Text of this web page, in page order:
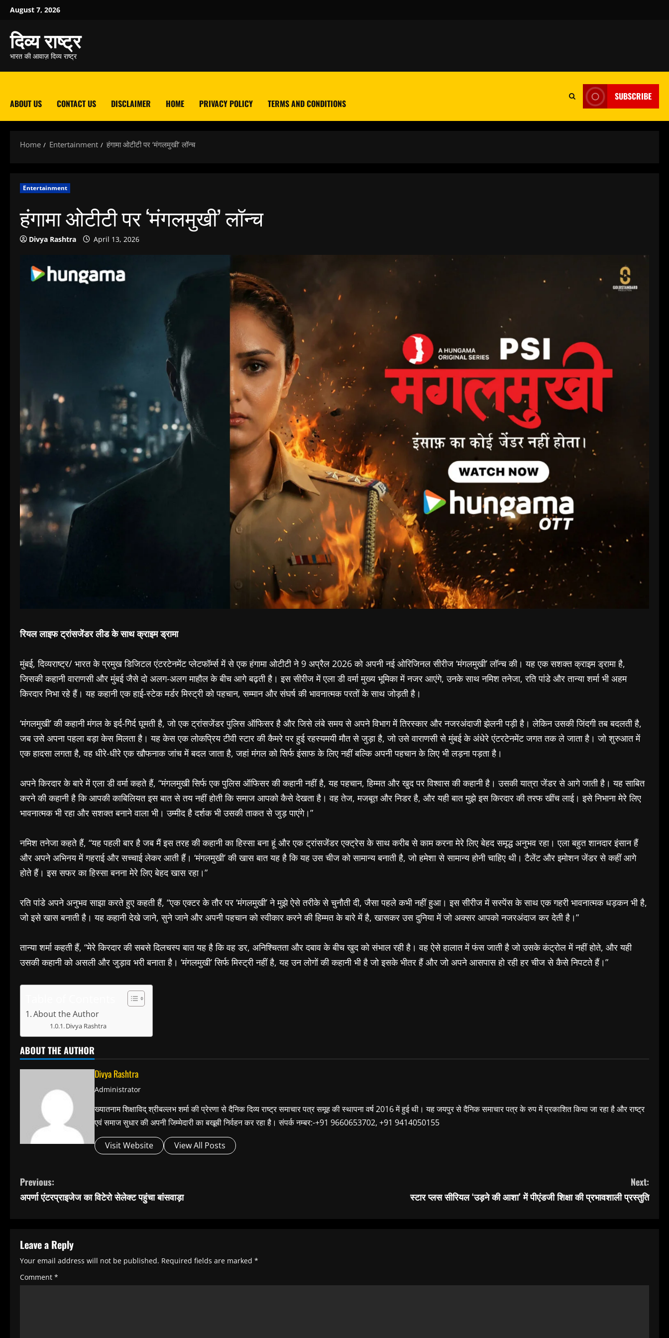
SkipAugust 7, 2026
दिव्य राष्ट्र
भारत की आवाज़ दिव्य राष्ट्र
ABOUT US CONTACT US DISCLAIMER HOME PRIVACY POLICY TERMS AND CONDITIONS
SUBSCRIBE
Home Entertainment हंगामा ओटीटी पर ‘मंगलमुखी’ लॉन्च
Entertainment
हंगामा ओटीटी पर ‘मंगलमुखी’ लॉन्च
Divya Rashtra April 13, 2026
रियल लाइफ ट्रांसजेंडर लीड के साथ क्राइम ड्रामा
मुंबई, दिव्यराष्ट्र/ भारत के प्रमुख डिजिटल एंटरटेनमेंट प्लेटफॉर्म्स में से एक हंगामा ओटीटी ने 9 अप्रैल 2026 को अपनी नई ओरिजिनल सीरीज ‘मंगलमुखी’ लॉन्च की। यह एक सशक्त क्राइम ड्रामा है,
जिसकी कहानी वाराणसी और मुंबई जैसे दो अलग-अलग माहौल के बीच आगे बढ़ती है। इस सीरीज में एला डी वर्मा मुख्य भूमिका में नजर आएंगे, उनके साथ नमिश तनेजा, रति पांडे और तान्या शर्मा भी अहम
किरदार निभा रहे हैं। यह कहानी एक हाई-स्टेक मर्डर मिस्ट्री को पहचान, सम्मान और संघर्ष की भावनात्मक परतों के साथ जोड़ती है।
‘मंगलमुखी’ की कहानी मंगल के इर्द-गिर्द घूमती है, जो एक ट्रांसजेंडर पुलिस ऑफिसर है और जिसे लंबे समय से अपने विभाग में तिरस्कार और नजरअंदाजी झेलनी पड़ी है। लेकिन उसकी जिंदगी तब बदलती है,
जब उसे अपना पहला बड़ा केस मिलता है। यह केस एक लोकप्रिय टीवी स्टार की कैमरे पर हुई रहस्यमयी मौत से जुड़ा है, जो उसे वाराणसी से मुंबई के अंधेरे एंटरटेनमेंट जगत तक ले जाता है। जो शुरुआत में
एक हादसा लगता है, वह धीरे-धीरे एक खौफनाक जांच में बदल जाता है, जहां मंगल को सिर्फ इंसाफ के लिए नहीं बल्कि अपनी पहचान के लिए भी लड़ना पड़ता है।
अपने किरदार के बारे में एला डी वर्मा कहते हैं, “मंगलमुखी सिर्फ एक पुलिस ऑफिसर की कहानी नहीं है, यह पहचान, हिम्मत और खुद पर विश्वास की कहानी है। उसकी यात्रा जेंडर से आगे जाती है। यह साबित
करने की कहानी है कि आपकी काबिलियत इस बात से तय नहीं होती कि समाज आपको कैसे देखता है। वह तेज, मजबूत और निडर है, और यही बात मुझे इस किरदार की तरफ खींच लाई। इसे निभाना मेरे लिए
भावनात्मक भी रहा और सशक्त बनाने वाला भी। उम्मीद है दर्शक भी उसकी ताकत से जुड़ पाएंगे।”
नमिश तनेजा कहते हैं, “यह पहली बार है जब मैं इस तरह की कहानी का हिस्सा बना हूं और एक ट्रांसजेंडर एक्ट्रेस के साथ करीब से काम करना मेरे लिए बेहद समृद्ध अनुभव रहा। एला बहुत शानदार इंसान हैं
और अपने अभिनय में गहराई और सच्चाई लेकर आती हैं। ‘मंगलमुखी’ की खास बात यह है कि यह उस चीज को सामान्य बनाती है, जो हमेशा से सामान्य होनी चाहिए थी। टैलेंट और इमोशन जेंडर से कहीं आगे
होते हैं। इस सफर का हिस्सा बनना मेरे लिए बेहद खास रहा।”
रति पांडे अपने अनुभव साझा करते हुए कहती हैं, “एक एक्टर के तौर पर ‘मंगलमुखी’ ने मुझे ऐसे तरीके से चुनौती दी, जैसा पहले कभी नहीं हुआ। इस सीरीज में सस्पेंस के साथ एक गहरी भावनात्मक धड़कन भी है,
जो इसे खास बनाती है। यह कहानी देखे जाने, सुने जाने और अपनी पहचान को स्वीकार करने की हिम्मत के बारे में है, खासकर उस दुनिया में जो अक्सर आपको नजरअंदाज कर देती है।”
तान्या शर्मा कहती हैं, “मेरे किरदार की सबसे दिलचस्प बात यह है कि वह डर, अनिश्चितता और दबाव के बीच खुद को संभाल रही है। वह ऐसे हालात में फंस जाती है जो उसके कंट्रोल में नहीं होते, और यही
उसकी कहानी को असली और जुड़ाव भरी बनाता है। ‘मंगलमुखी’ सिर्फ मिस्ट्री नहीं है, यह उन लोगों की कहानी भी है जो इसके भीतर हैं और जो अपने आसपास हो रही हर चीज से कैसे निपटते हैं।”
About the Author
Divya Rashtra
ABOUT THE AUTHOR
Divya Rashtra
Administrator
ख्यातनाम शिक्षाविद् श्रीबल्लभ शर्मा की प्रेरणा से दैनिक दिव्य राष्ट्र समाचार पत्र समूह की स्थापना वर्ष 2016 में हुई थी। यह जयपुर से दैनिक समाचार पत्र के रुप में प्रकाशित किया जा रहा है और राष्ट्र
एवं समाज सुधार की अपनी जिम्मेदारी का बखूबी निर्वहन कर रहा है। संपर्क नम्बर:-+91 9660653702, +91 9414050155
Visit Website View All Posts
C
o
i
n
u
Previous:
अपर्णा एंटरप्राइजेज का विटेरो सेलेक्ट पहुंचा बांसवाड़ा
Next:
स्टार प्लस सीरियल ‘उड़ने की आशा’ में पीएंडजी शिक्षा की प्रभावशाली प्रस्तुति
Leave a Reply
Your email address will not be published. Required fields are marked *
Comment *